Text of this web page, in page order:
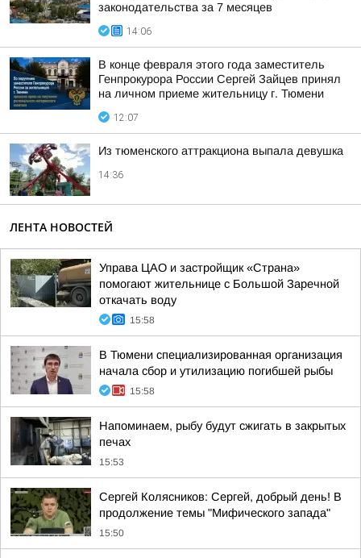
законодательства за 7 месяцев
14:06
В конце февраля этого года заместитель
Генпрокурора России Сергей Зайцев принял
на личном приеме жительницу г. Тюмени
12:07
Из тюменского аттракциона выпала девушка
14:36
ЛЕНТА НОВОСТЕЙ
Управа ЦАО и застройщик «Страна»
помогают жительнице с Большой Заречной
откачать воду
15:58
В Тюмени специализированная организация
начала сбор и утилизацию погибшей рыбы
15:58
Напоминаем, рыбу будут сжигать в закрытых
печах
15:53
Сергей Колясников: Сергей, добрый день! В
продолжение темы "Мифического запада"
15:50